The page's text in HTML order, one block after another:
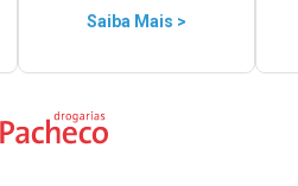
Saiba Mais >
a Home